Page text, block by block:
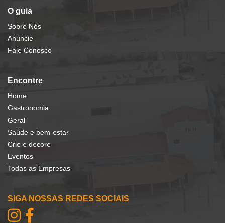
O guia
Sobre Nós
Anuncie
Fale Conosco
Encontre
Home
Gastronomia
Geral
Saúde e bem-estar
Crie e decore
Eventos
Todas as Empresas
SIGA NOSSAS REDES SOCIAIS